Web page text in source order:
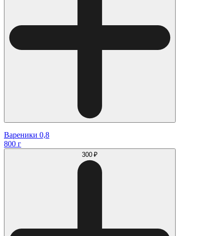
Вареники 0,8
800 г
300 ₽